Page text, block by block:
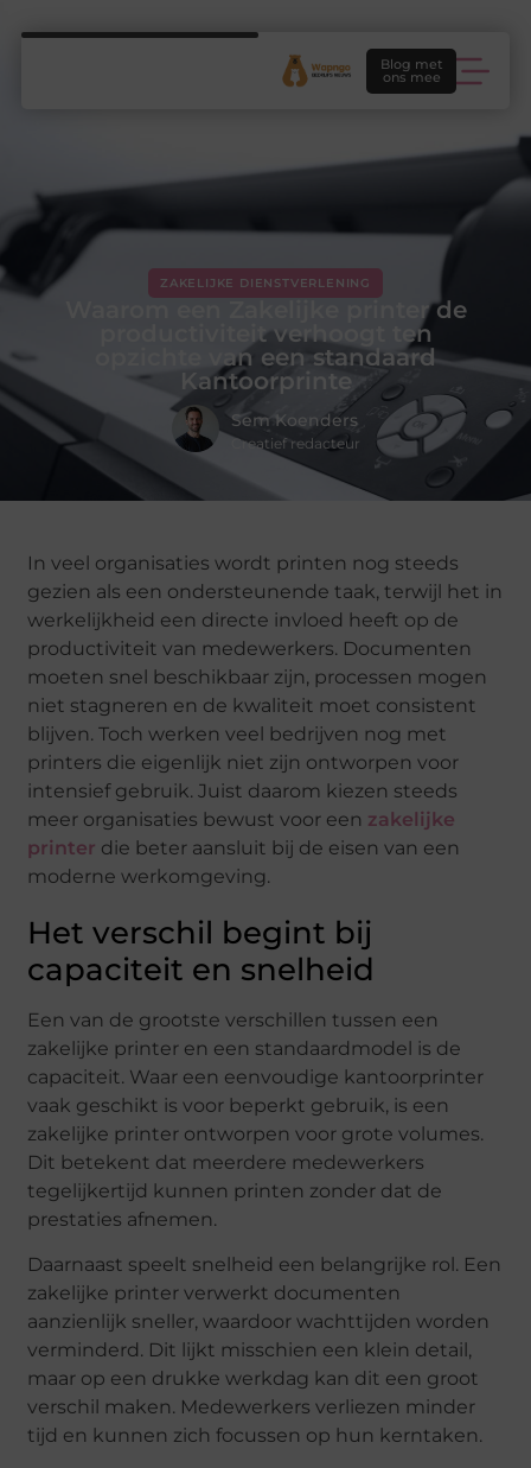
Blog met
ons mee
ZAKELIJKE DIENSTVERLENING
Waarom een Zakelijke printer de
productiviteit verhoogt ten
opzichte van een standaard
Kantoorprinte
Sem Koenders
Creatief redacteur
In veel organisaties wordt printen nog steeds
gezien als een ondersteunende taak, terwijl het in
werkelijkheid een directe invloed heeft op de
productiviteit van medewerkers. Documenten
moeten snel beschikbaar zijn, processen mogen
niet stagneren en de kwaliteit moet consistent
blijven. Toch werken veel bedrijven nog met
printers die eigenlijk niet zijn ontworpen voor
intensief gebruik. Juist daarom kiezen steeds
meer organisaties bewust voor een zakelijke
printer die beter aansluit bij de eisen van een
moderne werkomgeving.
Het verschil begint bij
capaciteit en snelheid
Een van de grootste verschillen tussen een
zakelijke printer en een standaardmodel is de
capaciteit. Waar een eenvoudige kantoorprinter
vaak geschikt is voor beperkt gebruik, is een
zakelijke printer ontworpen voor grote volumes.
Dit betekent dat meerdere medewerkers
tegelijkertijd kunnen printen zonder dat de
prestaties afnemen.
Daarnaast speelt snelheid een belangrijke rol. Een
zakelijke printer verwerkt documenten
aanzienlijk sneller, waardoor wachttijden worden
verminderd. Dit lijkt misschien een klein detail,
maar op een drukke werkdag kan dit een groot
verschil maken. Medewerkers verliezen minder
tijd en kunnen zich focussen op hun kerntaken.